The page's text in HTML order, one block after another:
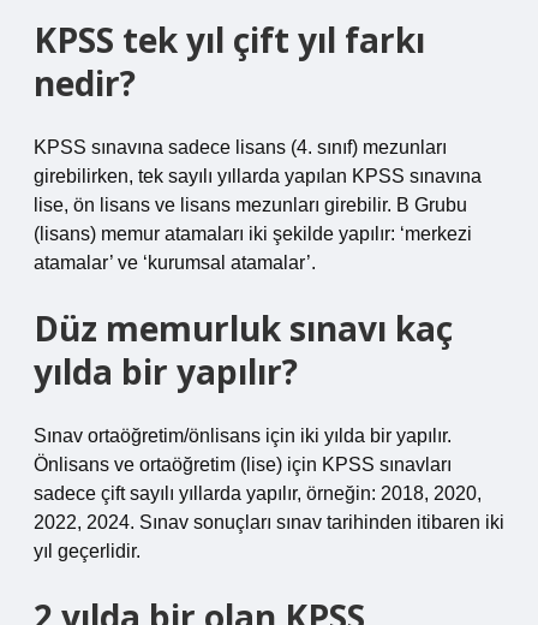
KPSS tek yıl çift yıl farkı
nedir?
KPSS sınavına sadece lisans (4. sınıf) mezunları
girebilirken, tek sayılı yıllarda yapılan KPSS sınavına
lise, ön lisans ve lisans mezunları girebilir. B Grubu
(lisans) memur atamaları iki şekilde yapılır: ‘merkezi
atamalar’ ve ‘kurumsal atamalar’.
Düz memurluk sınavı kaç
yılda bir yapılır?
Sınav ortaöğretim/önlisans için iki yılda bir yapılır.
Önlisans ve ortaöğretim (lise) için KPSS sınavları
sadece çift sayılı yıllarda yapılır, örneğin: 2018, 2020,
2022, 2024. Sınav sonuçları sınav tarihinden itibaren iki
yıl geçerlidir.